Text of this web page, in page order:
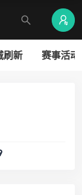
刷新 赛事活动